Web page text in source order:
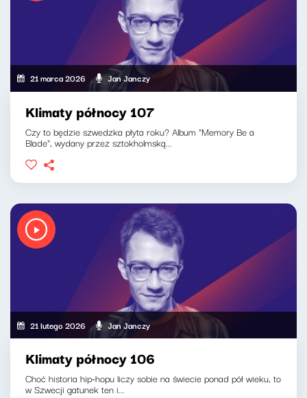
21 marca 2026 Jan Janczy
Klimaty północy 107
Czy to będzie szwedzka płyta roku? Album "Memory Be a
Blade", wydany przez sztokholmską...
21 lutego 2026 Jan Janczy
Klimaty północy 106
Choć historia hip-hopu liczy sobie na świecie ponad pół wieku, to
w Szwecji gatunek ten i...